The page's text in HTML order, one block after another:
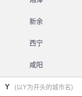
新余
西宁
咸阳
Y (以Y为开头的城市名)